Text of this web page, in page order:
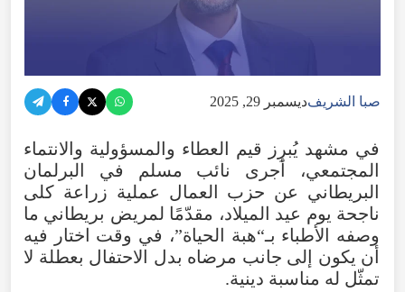
صبا الشريفديسمبر 29, 2025
في مشهد يُبرِز قيم العطاء والمسؤولية والانتماء
المجتمعي، أجرى نائب مسلم في البرلمان
البريطاني عن حزب العمال عملية زراعة كلى
ناجحة يوم عيد الميلاد، مقدّمًا لمريض بريطاني ما
وصفه الأطباء بـ“هبة الحياة”، في وقت اختار فيه
أن يكون إلى جانب مرضاه بدل الاحتفال بعطلة لا
تمثّل له مناسبة دينية.